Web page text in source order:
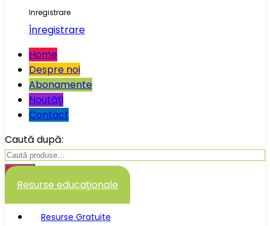
Inregistrare
Înregistrare
Home
Despre noi
Abonamente
Noutăţi
Contact
Caută după:
Caută
Resurse educaţionale
Resurse Gratuite